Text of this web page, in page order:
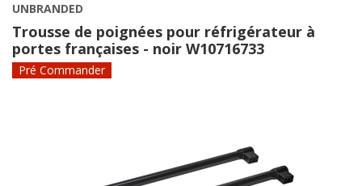
UNBRANDED
Trousse de poignées pour réfrigérateur à
portes françaises - noir W10716733
Pré Commander